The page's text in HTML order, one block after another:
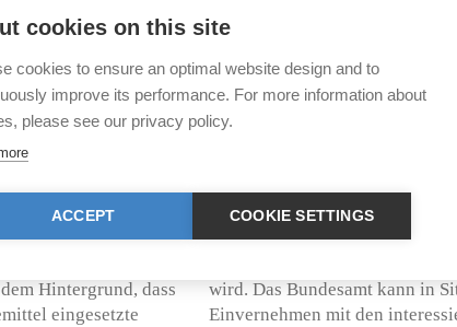
gelangt – die
Verdauungstrakts
der Regel am
Fieber, Übelkeit,
zwei bis
Giftstoffe
Hintergrund, dass
eingesetzte
Herstellerin ausgibt (z.B.
am Produkt anbringt) oder die
Tätigkeit in die Schweiz
Das Inverkehrbringen von
Die Definition, welche
über das Inverkehrbringen
von Düngemitteln in der
Dabei hängt die
jeweiligen Düngemittels
Umwelt auftreten respektive
wird. Das Bundesamt kann in
Einvernehmen mit den
cookies on this site
cookies to ensure an optimal website design and to
improve its performance. For more information about
please see our privacy policy.
ACCEPT COOKIE SETTINGS